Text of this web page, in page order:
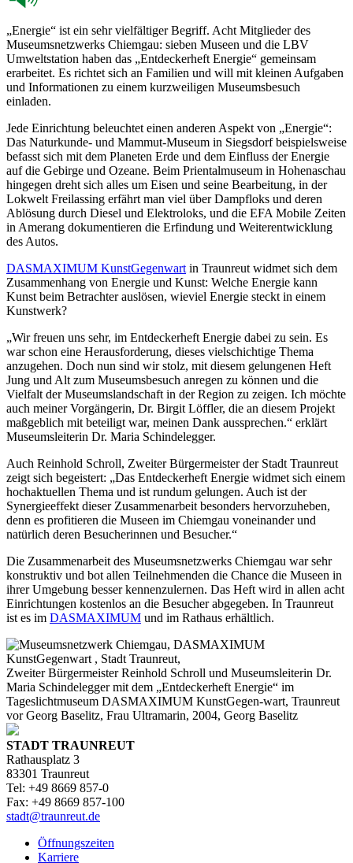
„Energie“ ist ein sehr vielfältiger Begriff. Acht Mitglieder des
Museumsnetzwerks Chiemgau: sieben Museen und die LBV
Umweltstation haben das „Entdeckerheft Energie“ gemeinsam
erarbeitet. Es richtet sich an Familien und will mit kleinen Aufgaben
und Informationen zu einem kurzweiligen Museumsbesuch
einladen.
Jede Einrichtung beleuchtet einen anderen Aspekt von „Energie“:
Das Naturkunde- und Mammut-Museum in Siegsdorf beispielsweise
befasst sich mit dem Planeten Erde und dem Einfluss der Energie
auf die Gebirge und Ozeane. Beim Prientalmuseum in Hohenaschau
hingegen dreht sich alles um Eisen und seine Bearbeitung, in der
Lokwelt Freilassing erfährt man viel über Dampfloks und deren
Ablösung durch Diesel und Elektroloks, und die EFA Mobile Zeiten
in Amerang dokumentieren die Erfindung und Weiterentwicklung
des Autos.
DASMAXIMUM KunstGegenwart in Traunreut widmet sich dem
Zusammenhang von Energie und Kunst: Welche Energie kann
Kunst beim Betrachter auslösen, wieviel Energie steckt in einem
Kunstwerk?
„Wir freuen uns sehr, im Entdeckerheft Energie dabei zu sein. Es
war schon eine Herausforderung, dieses vielschichtige Thema
anzugehen. Doch nun sind wir stolz, mit diesem gelungenen Heft
Jung und Alt zum Museumsbesuch anregen zu können und die
Vielfalt der Museumslandschaft in der Region zu zeigen. Ich möchte
auch meiner Vorgängerin, Dr. Birgit Löffler, die an diesem Projekt
maßgeblich mit beteiligt war, meinen Dank aussprechen.“ erklärt
Museumsleiterin Dr. Maria Schindelegger.
Auch Reinhold Schroll, Zweiter Bürgermeister der Stadt Traunreut
zeigt sich begeistert: „Das Entdeckerheft Energie widmet sich einem
hochaktuellen Thema und ist rundum gelungen. Auch ist der
Synergieeffekt dieser Zusammenarbeit besonders hervorzuheben,
denn es profitieren die Museen im Chiemgau voneinander und
natürlich deren Besucherinnen und Besucher.“
Die Zusammenarbeit des Museumsnetzwerks Chiemgau war sehr
konstruktiv und bot allen Teilnehmenden die Chance die Museen in
ihrer Umgebung besser kennenzulernen. Das Heft wird in allen acht
Einrichtungen kostenlos an die Besucher abgegeben. In Traunreut
ist es im DASMAXIMUM und im Rathaus erhältlich.
Zweiter Bürgermeister Reinhold Schroll und Museumsleiterin Dr.
Maria Schindelegger mit dem „Entdeckerheft Energie“ im
Tageslichtmuseum DASMAXIMUM KunstGegen-wart, Traunreut
vor Georg Baselitz, Frau Ultramarin, 2004, Georg Baselitz
STADT TRAUNREUT
Rathausplatz 3
83301 Traunreut
Tel: +49 8669 857-0
Fax: +49 8669 857-100
stadt@traunreut.de
Öffnungszeiten
Karriere